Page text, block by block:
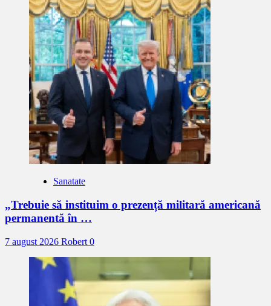
Sanatate
„Trebuie să instituim o prezență militară americană
permanentă în …
7 august 2026 Robert 0